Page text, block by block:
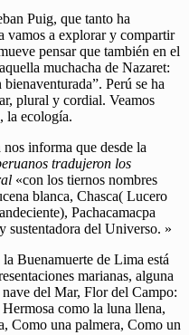
Puig, que tanto ha
vamos a explorar y compartir
pensar que también en el
muchacha de Nazaret:
Perú se ha
plural y cordial. Veamos
la ecología.
informa que desde la
tradujeron los
«con los tiernos nombres
blanca, Chasca( Lucero
Pachacamacpa
sustenta­dora del Universo. »
Buenamuerte de Lima está
marianas, alguna
del Mar, Flor del Campo:
como la luna llena,
Como una palmera, Como un